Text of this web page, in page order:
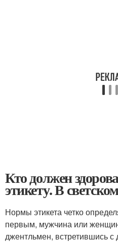
Кто должен
этикету. В
Нормы этикета четко
первым, мужчина или
джентльмен, встретившись